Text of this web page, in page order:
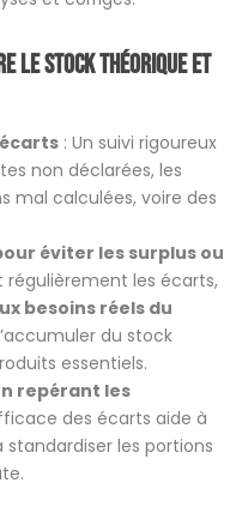
le stock théorique et
: Un suivi rigoureux
non déclarées, les
mal calculées, voire des
éviter les surplus ou
régulièrement les écarts,
besoins réels du
du stock
essentiels.
repérant les
des écarts aide à
les portions